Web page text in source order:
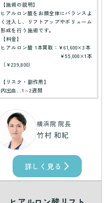
【施術の説明】
ヒアルロン酸をお顔全体にバランスよ
く注入し、リフトアップやボリューム
形成を行う施術です。
【料金】
ヒアルロン酸 1本買取：¥61,600×3本
¥55,000×1本
（￥239,800）
【リスク・副作用】
内出血…1～2週間
横浜院 院長
竹村 和紀
詳しく見る